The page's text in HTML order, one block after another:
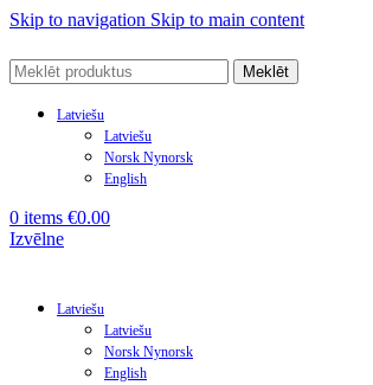
Skip to navigation Skip to main content
Meklēt
Latviešu
Latviešu
Norsk Nynorsk
English
0 items €0.00
Izvēlne
Latviešu
Latviešu
Norsk Nynorsk
English